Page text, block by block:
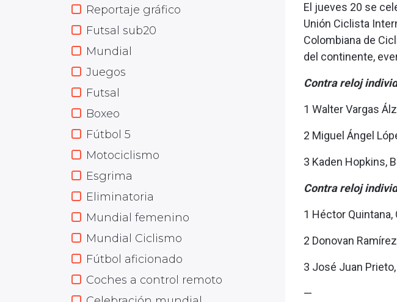
Reportaje gráfico
Futsal sub20
Mundial
Juegos
Futsal
Boxeo
Fútbol 5
Motociclismo
Esgrima
Eliminatoria
Mundial femenino
Mundial Ciclismo
Fútbol aficionado
Coches a control remoto
El jueves 20 se
Unión Ciclista
Colombiana de
del continente,
Contra reloj
1 Walter Vargas
2 Miguel Ángel
3 Kaden Hopkins,
Contra reloj
1 Héctor Quintana,
2 Donovan
3 José Juan
—